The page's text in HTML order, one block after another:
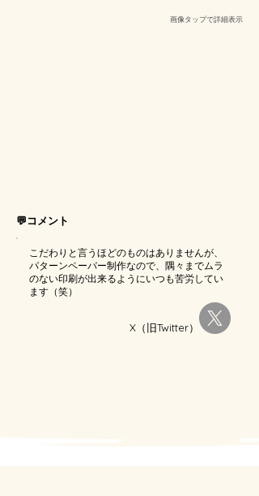
​画像タップで詳細表示
💬コメント
こだわりと言うほどのものはありませんが、
パターンペーパー制作なので、隅々までムラ
のない印刷が出来るようにいつも苦労してい
ます（笑）
X（旧Twitter）